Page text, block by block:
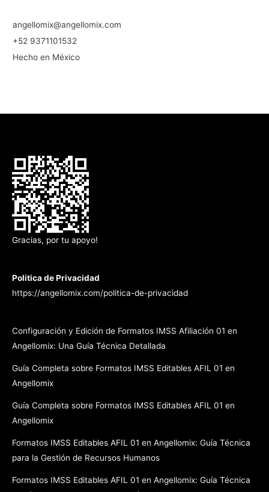
angellomix@angellomix.com
+52 9371101532
Hecho en México
Gracias, por tu apoyo!
Politica de Privacidad
https://angellomix.com/politica-de-privacidad
Configuración y Edición de Formatos IMSS Afiliación 01 en
Angellomix: Una Guía Técnica Detallada
Guía Completa sobre Formatos IMSS Editables AFIL 01 en
Angellomix
Guía Completa sobre Formatos IMSS Editables AFIL 01 en
Angellomix
Formatos IMSS Editables AFIL 01 en Angellomix: Guía Técnica
para la Gestión de Recursos Humanos
Formatos IMSS Editables AFIL 01 en Angellomix: Guía Técnica